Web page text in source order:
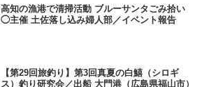
高知の漁港で清掃活動 ブルーサンタごみ拾い
◯主催 土佐落し込み婦人部／イベント報告
【第29回旅釣り】第3回真夏の白鱚（シロギ
ス）釣り研究会／出船 大門港（広島県福山市）